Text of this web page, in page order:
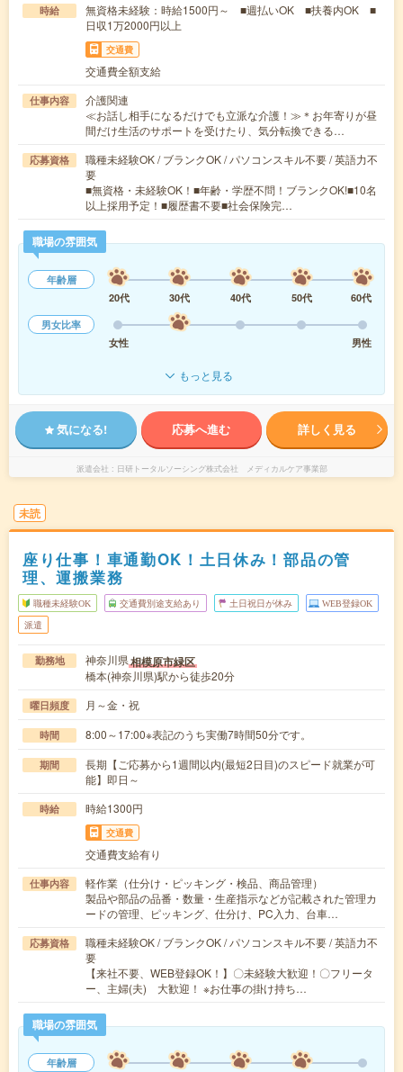
時給
無資格未経験：時給1500円～ ■週払いOK ■扶養内OK ■
日収1万2000円以上
交通費
交通費全額支給
仕事内容
介護関連
≪お話し相手になるだけでも立派な介護！≫＊お年寄りが昼
間だけ生活のサポートを受けたり、気分転換できる…
応募資格
職種未経験OK / ブランクOK / パソコンスキル不要 / 英語力不
要
■無資格・未経験OK！■年齢・学歴不問！ブランクOK!■10名
以上採用予定！■履歴書不要■社会保険完…
職場の雰囲気
年齢層
20代
30代 40代 50代
60代
男女比率
女性
男性
もっと見る
気になる! 応募へ進む 詳しく見る
派遣会社 日研トータルソーシング株式会社 メディカルケア事業部
未読
座り仕事！車通勤OK！土日休み！部品の管
理、運搬業務
職種未経験OK 交通費別途支給あり 土日祝日が休み WEB登録OK
派遣
勤務地 神奈川県相模原市緑区
橋本(神奈川県)駅から徒歩20分
曜日頻度 月～金・祝
時間 8:00～17:00※表記のうち実働7時間50分です。
期間
長期【ご応募から1週間以内(最短2日目)のスピード就業が可
能】即日～
時給 時給1300円
交通費
交通費支給有り
仕事内容
軽作業（仕分け・ピッキング・検品、商品管理）
製品や部品の品番・数量・生産指示などが記載された管理カ
ードの管理、ピッキング、仕分け、PC入力、台車…
応募資格
職種未経験OK / ブランクOK / パソコンスキル不要 / 英語力不
要
【来社不要、WEB登録OK！】〇未経験大歓迎！〇フリータ
ー、主婦(夫) 大歓迎！ ※お仕事の掛け持ち…
職場の雰囲気
年齢層